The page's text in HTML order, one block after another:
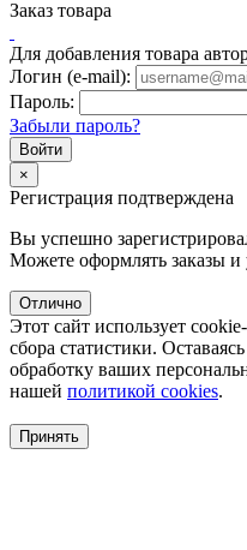
Заказ товара
Для добавления товара
Логин (e-mail):
Пароль:
Забыли пароль?
×
Регистрация подтверждена
Вы успешно
Можете оформлять заказы и
Отлично
Этот сайт использует
сбора статистики.
обработку ваших
нашей политикой cookies.
Принять